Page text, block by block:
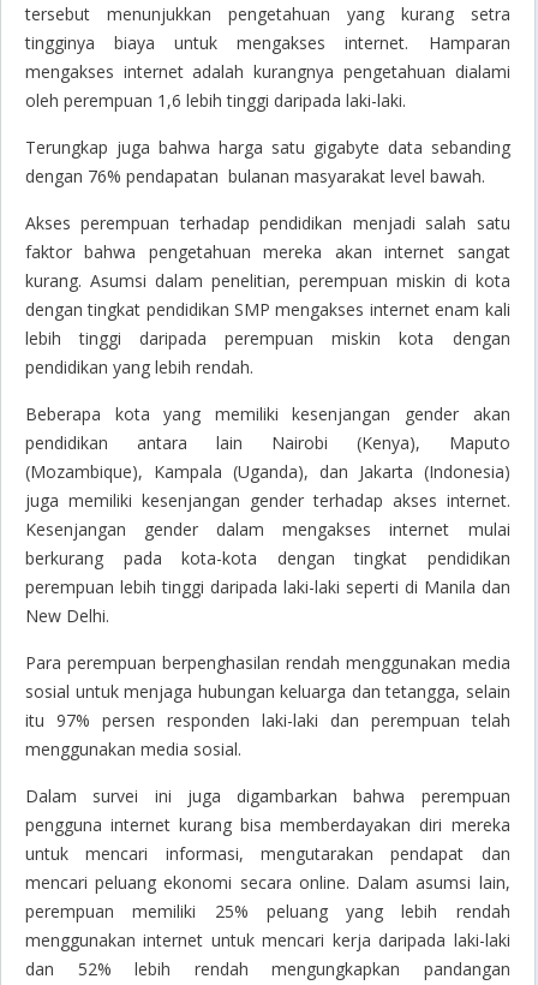
tersebut menunjukkan pengetahuan yang kurang setra
tingginya biaya untuk mengakses internet. Hamparan
mengakses internet adalah kurangnya pengetahuan dialami
oleh perempuan 1,6 lebih tinggi daripada laki-laki.
Terungkap juga bahwa harga satu gigabyte data sebanding
dengan 76% pendapatan bulanan masyarakat level bawah.
Akses perempuan terhadap pendidikan menjadi salah satu
faktor bahwa pengetahuan mereka akan internet sangat
kurang. Asumsi dalam penelitian, perempuan miskin di kota
dengan tingkat pendidikan SMP mengakses internet enam kali
lebih tinggi daripada perempuan miskin kota dengan
pendidikan yang lebih rendah.
Beberapa kota yang memiliki kesenjangan gender akan
pendidikan antara lain Nairobi (Kenya), Maputo
(Mozambique), Kampala (Uganda), dan Jakarta (Indonesia)
juga memiliki kesenjangan gender terhadap akses internet.
Kesenjangan gender dalam mengakses internet mulai
berkurang pada kota-kota dengan tingkat pendidikan
perempuan lebih tinggi daripada laki-laki seperti di Manila dan
New Delhi.
Para perempuan berpenghasilan rendah menggunakan media
sosial untuk menjaga hubungan keluarga dan tetangga, selain
itu 97% persen responden laki-laki dan perempuan telah
menggunakan media sosial.
Dalam survei ini juga digambarkan bahwa perempuan
pengguna internet kurang bisa memberdayakan diri mereka
untuk mencari informasi, mengutarakan pendapat dan
mencari peluang ekonomi secara online. Dalam asumsi lain,
perempuan memiliki 25% peluang yang lebih rendah
menggunakan internet untuk mencari kerja daripada laki-laki
dan 52% lebih rendah mengungkapkan pandangan